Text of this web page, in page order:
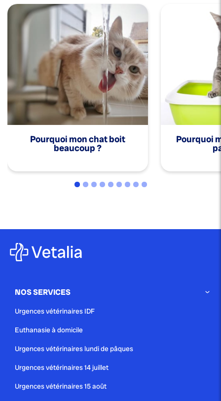
Pourquoi mon chat boit
beaucoup ?
Pourquoi
NOS SERVICES
Urgences vétérinaires IDF
Euthanasie à domicile
Urgences vétérinaires lundi de pâques
Urgences vétérinaires 14 juillet
Urgences vétérinaires 15 août